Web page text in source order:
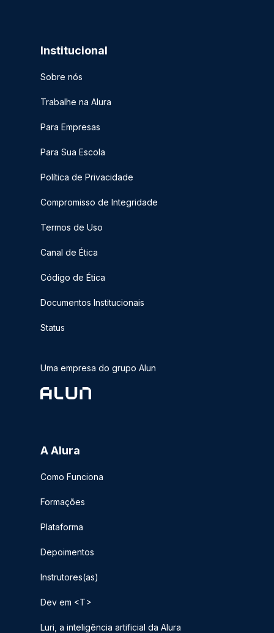
Institucional
Sobre nós
Trabalhe na Alura
Para Empresas
Para Sua Escola
Política de Privacidade
Compromisso de Integridade
Termos de Uso
Canal de Ética
Código de Ética
Documentos Institucionais
Status
Uma empresa do grupo Alun
A Alura
Como Funciona
Formações
Plataforma
Depoimentos
Instrutores(as)
Dev em <T>
Luri, a inteligência artificial da Alura